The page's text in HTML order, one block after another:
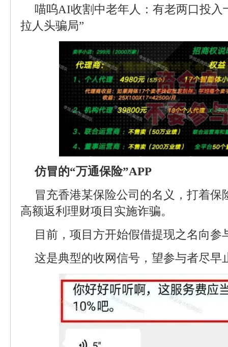
喵呜AI收割中老年人：有老两口投入
拉人头骗局”
仿冒的“万通保险”APP
冒充香港某保险公司的名义，打着保
高额返利理财项目实施诈骗。
目前，项目方开始假借提现之名向参
这是典型的收网信号，望参与者尽早